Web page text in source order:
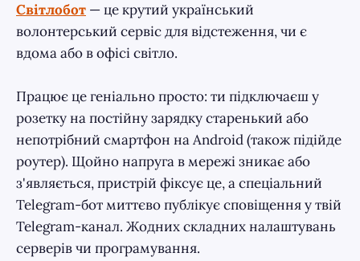
Світлобот — це крутий український
волонтерський сервіс для відстеження, чи є
вдома або в офісі світло.
Працює це геніально просто: ти підключаєш у
розетку на постійну зарядку старенький або
непотрібний смартфон на Android (також підійде
роутер). Щойно напруга в мережі зникає або
з'являється, пристрій фіксує це, а спеціальний
Telegram-бот миттєво публікує сповіщення у твій
Telegram-канал. Жодних складних налаштувань
серверів чи програмування.